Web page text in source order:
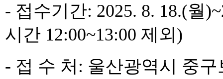
- 접수기간: 2025. 8. 18.(월
시간 12:00~13:00 제외)
- 접 수 처: 울산광역시 중